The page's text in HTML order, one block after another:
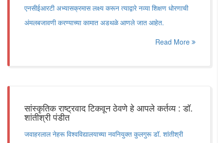
एनसीईआरटी अभ्यासक्रमास लक्ष्य करून त्याद्वारे नव्या शिक्षण धोरणाची
अंमलबजावणी करण्याच्या कामात अडथळे आणले जात आहेत.
Read More
सांस्कृतिक राष्ट्रवाद टिकवून ठेवणे हे आपले कर्तव्य : डॉ.
शांतीश्री पंडीत
जवाहरलाल नेहरू विश्वविद्यालयाच्या नवनियुक्त कुलगुरू डॉ. शांतीश्री